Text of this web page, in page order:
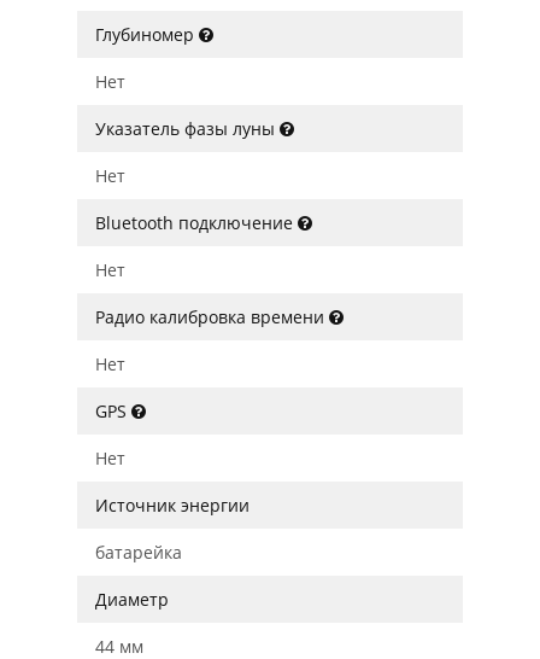
Глубиномер
Нет
Указатель фазы луны
Нет
Bluetooth подключение
Нет
Радио калибровка времени
Нет
GPS
Нет
Источник энергии
батарейка
Диаметр
44 мм